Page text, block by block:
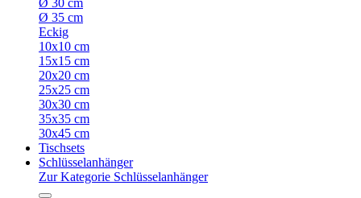
Ø 30 cm
Ø 35 cm
Eckig
10x10 cm
15x15 cm
20x20 cm
25x25 cm
30x30 cm
35x35 cm
30x45 cm
Tischsets
Schlüsselanhänger
Zur Kategorie Schlüsselanhänger